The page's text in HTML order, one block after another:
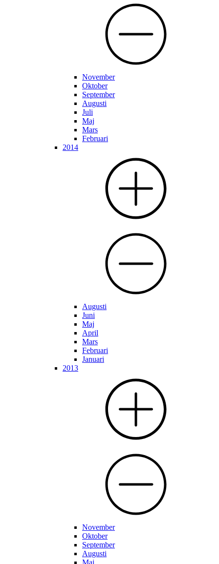
November
Oktober
September
Augusti
Juli
Maj
Mars
Februari
2014
Augusti
Juni
Maj
April
Mars
Februari
Januari
2013
November
Oktober
September
Augusti
Maj